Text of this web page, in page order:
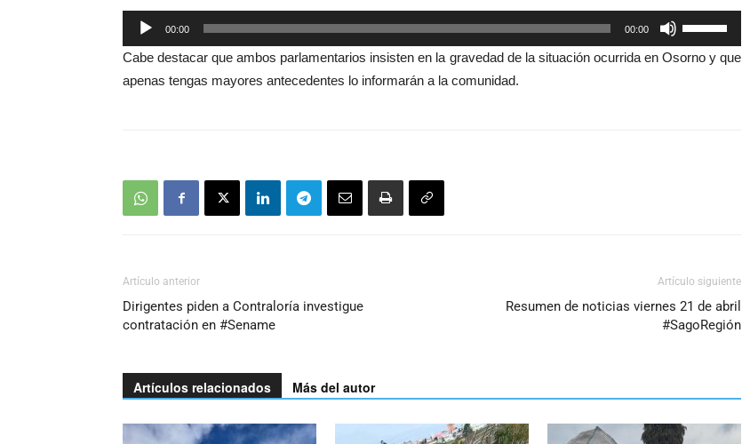
para
aumentar
o
Reproductor
de
audio
00:00 00:00
las
teclas
volumen.
Cabe destacar que ambos parlamentarios insisten en la gravedad de la situación ocurrida en Osorno y que
apenas tengas mayores antecedentes lo informarán a la comunidad.
Artículo anterior
Dirigentes piden a Contraloría investigue
contratación en #Sename
Artículo siguiente
Resumen de noticias viernes 21 de abril
#SagoRegión
Artículos relacionados Más del autor